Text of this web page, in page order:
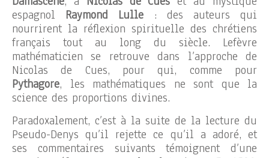
espagnol Raymond Lulle : des auteurs qui
nourrirent la réflexion spirituelle des chrétiens
français tout au long du siècle. Lefèvre
mathématicien se retrouve dans l’approche de
Nicolas de Cues, pour qui, comme pour
Pythagore, les mathématiques ne sont que la
science des proportions divines.
Paradoxalement, c’est à la suite de la lecture du
Pseudo-Denys qu’il rejette ce qu’il a adoré, et
ses commentaires suivants témoignent d’une